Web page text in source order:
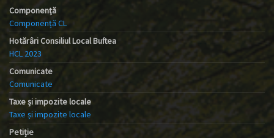
Componență
Componență CL
Hotărâri Consiliul Local Buftea
HCL 2023
Comunicate
Comunicate
Taxe și impozite locale
Taxe și impozite locale
Petiție